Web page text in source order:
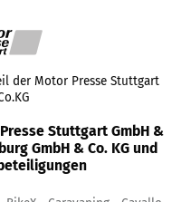
der Motor Presse Stuttgart
Stuttgart GmbH &
GmbH & Co. KG und